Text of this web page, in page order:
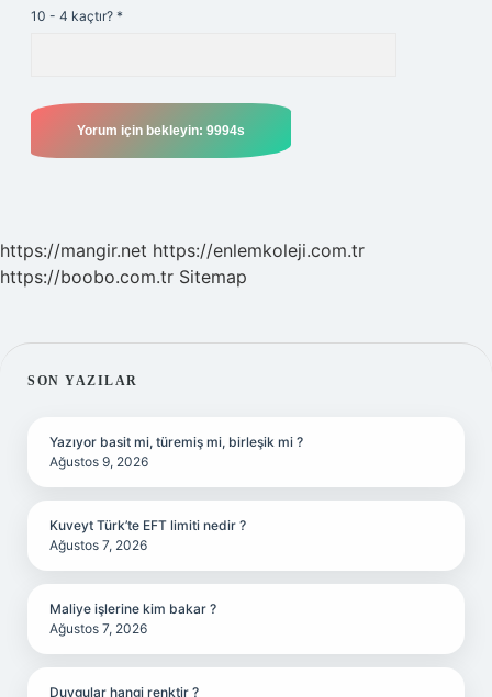
10 - 4 kaçtır? *
https://mangir.net https://enlemkoleji.com.tr
https://boobo.com.tr Sitemap
SIDEBAR
SON YAZILAR
Yazıyor basit mi, türemiş mi, birleşik mi ?
Ağustos 9, 2026
Kuveyt Türk’te EFT limiti nedir ?
Ağustos 7, 2026
Maliye işlerine kim bakar ?
Ağustos 7, 2026
Duygular hangi renktir ?